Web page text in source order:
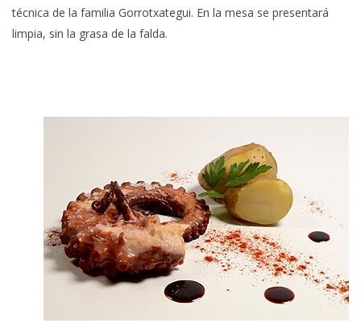
técnica de la familia Gorrotxategui. En la mesa se presentará
limpia, sin la grasa de la falda.